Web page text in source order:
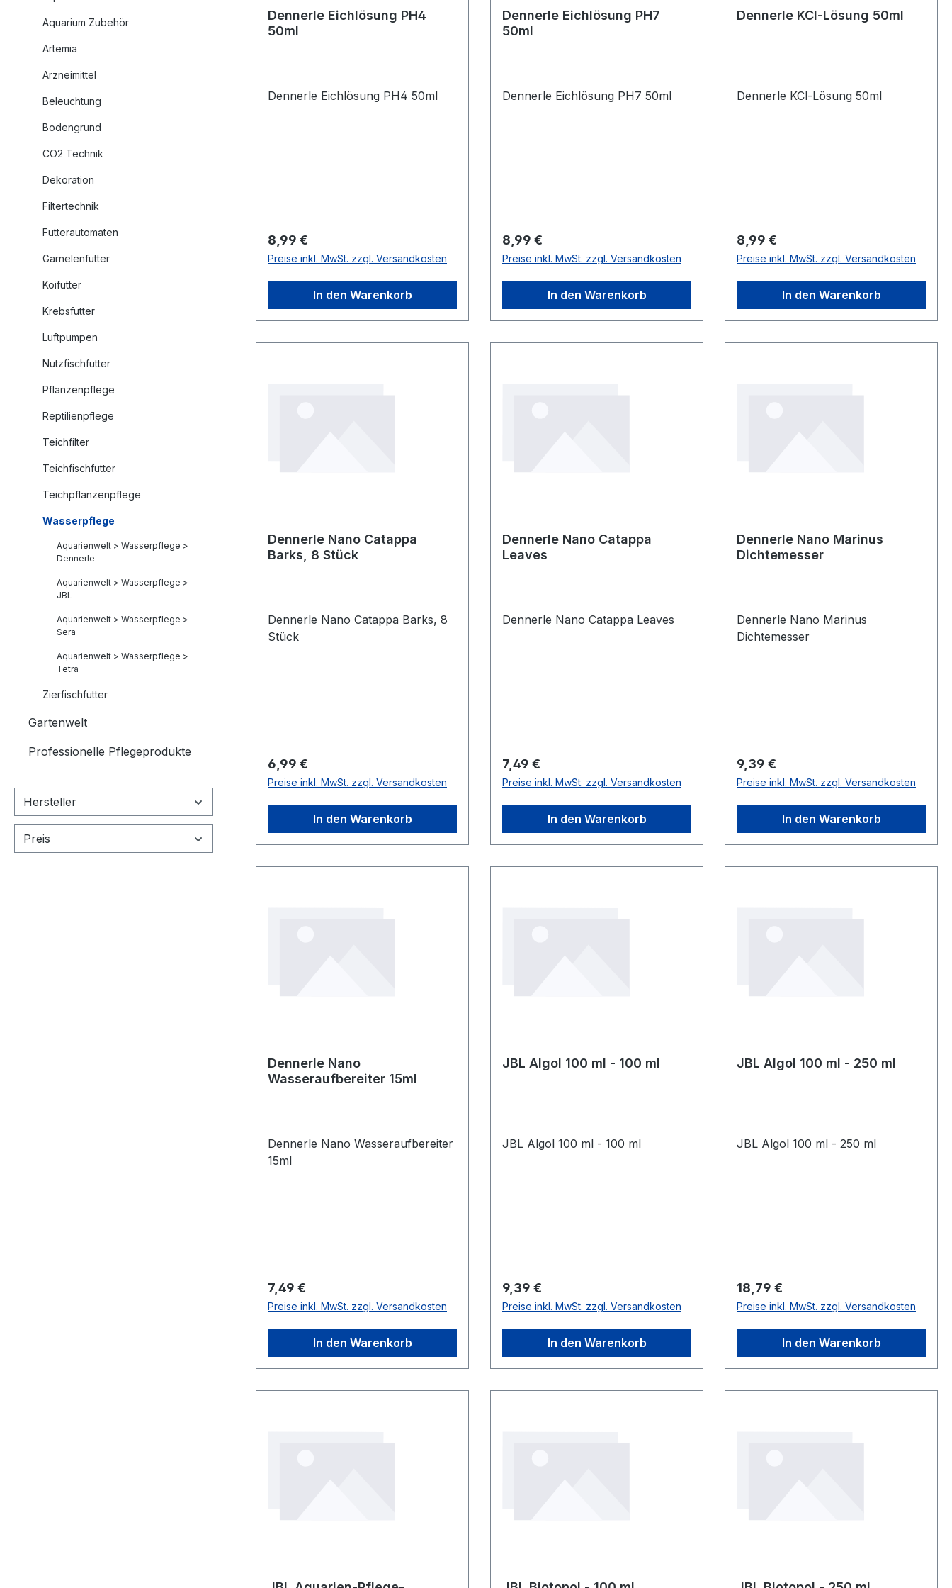
Aquarium Zubehör
Artemia
Arzneimittel
Beleuchtung
Bodengrund
CO2 Technik
Dekoration
Filtertechnik
Futterautomaten
Garnelenfutter
Koifutter
Krebsfutter
Luftpumpen
Nutzfischfutter
Pflanzenpflege
Reptilienpflege
Teichfilter
Teichfischfutter
Teichpflanzenpflege
Wasserpflege
Aquarienwelt > Wasserpflege >
Dennerle
Aquarienwelt > Wasserpflege >
JBL
Aquarienwelt > Wasserpflege >
Sera
Aquarienwelt > Wasserpflege >
Tetra
Zierfischfutter
Gartenwelt
Professionelle Pflegeprodukte
Hersteller
Preis
Dennerle Eichlösung PH4
50ml
Dennerle Eichlösung PH4 50ml
Regulärer Preis:
8,99 €
Preise inkl. MwSt. zzgl. Versandkosten
In den Warenkorb
Dennerle Eichlösung PH7
50ml
Dennerle Eichlösung PH7 50ml
Regulärer Preis:
8,99 €
Preise inkl. MwSt. zzgl. Versandkosten
In den Warenkorb
Dennerle KCl-Lösung 50ml
Dennerle KCl-Lösung 50ml
Regulärer Preis:
8,99 €
Preise inkl. MwSt. zzgl. Versandkosten
In den Warenkorb
Dennerle Nano Catappa
Barks, 8 Stück
Dennerle Nano Catappa Barks, 8
Stück
Regulärer Preis:
6,99 €
Preise inkl. MwSt. zzgl. Versandkosten
In den Warenkorb
Dennerle Nano Catappa
Leaves
Dennerle Nano Catappa Leaves
Regulärer Preis:
7,49 €
Preise inkl. MwSt. zzgl. Versandkosten
In den Warenkorb
Dennerle Nano Marinus
Dichtemesser
Dennerle Nano Marinus
Dichtemesser
Regulärer Preis:
9,39 €
Preise inkl. MwSt. zzgl. Versandkosten
In den Warenkorb
Dennerle Nano
Wasseraufbereiter 15ml
Dennerle Nano Wasseraufbereiter
15ml
Regulärer Preis:
7,49 €
Preise inkl. MwSt. zzgl. Versandkosten
In den Warenkorb
JBL Algol 100 ml - 100 ml
JBL Algol 100 ml - 100 ml
Regulärer Preis:
9,39 €
Preise inkl. MwSt. zzgl. Versandkosten
In den Warenkorb
JBL Algol 100 ml - 250 ml
JBL Algol 100 ml - 250 ml
Regulärer Preis:
18,79 €
Preise inkl. MwSt. zzgl. Versandkosten
In den Warenkorb